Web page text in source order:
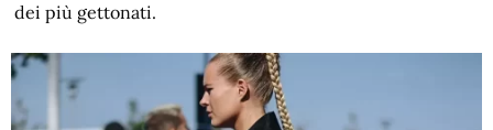
dei più gettonati.